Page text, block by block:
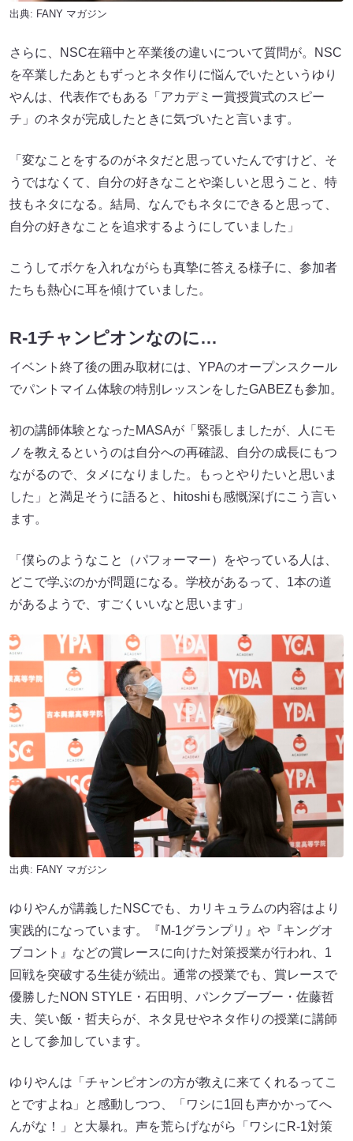
出典: FANY マガジン
さらに、NSC在籍中と卒業後の違いについて質問が。NSC
を卒業したあともずっとネタ作りに悩んでいたというゆり
やんは、代表作でもある「アカデミー賞授賞式のスピー
チ」のネタが完成したときに気づいたと言います。
「変なことをするのがネタだと思っていたんですけど、そ
うではなくて、自分の好きなことや楽しいと思うこと、特
技もネタになる。結局、なんでもネタにできると思って、
自分の好きなことを追求するようにしていました」
こうしてボケを入れながらも真摯に答える様子に、参加者
たちも熱心に耳を傾けていました。
R-1チャンピオンなのに…
イベント終了後の囲み取材には、YPAのオープンスクール
でパントマイム体験の特別レッスンをしたGABEZも参加。
初の講師体験となったMASAが「緊張しましたが、人にモ
ノを教えるというのは自分への再確認、自分の成長にもつ
ながるので、タメになりました。もっとやりたいと思いま
した」と満足そうに語ると、hitoshiも感慨深げにこう言い
ます。
「僕らのようなこと（パフォーマー）をやっている人は、
どこで学ぶのかが問題になる。学校があるって、1本の道
があるようで、すごくいいなと思います」
出典: FANY マガジン
ゆりやんが講義したNSCでも、カリキュラムの内容はより
実践的になっています。『M-1グランプリ』や『キングオ
ブコント』などの賞レースに向けた対策授業が行われ、1
回戦を突破する生徒が続出。通常の授業でも、賞レースで
優勝したNON STYLE・石田明、パンクブーブー・佐藤哲
夫、笑い飯・哲夫らが、ネタ見せやネタ作りの授業に講師
として参加しています。
ゆりやんは「チャンピオンの方が教えに来てくれるってこ
とですよね」と感動しつつ、「ワシに1回も声かかってへ
んがな！」と大暴れ。声を荒らげながら「ワシにR-1対策